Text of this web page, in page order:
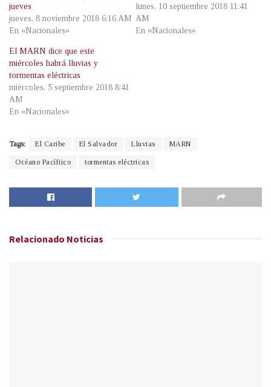
jueves
jueves, 8 noviembre 2018 6:16 AM
En «Nacionales»
lunes, 10 septiembre 2018 11:41
AM
En «Nacionales»
El MARN dice que este
miércoles habrá lluvias y
tormentas eléctricas
miércoles, 5 septiembre 2018 8:41
AM
En «Nacionales»
Tags: El Caribe El Salvador Lluvias MARN
Océano Pacífiico tormentas eléctricas
Relacionado Noticias